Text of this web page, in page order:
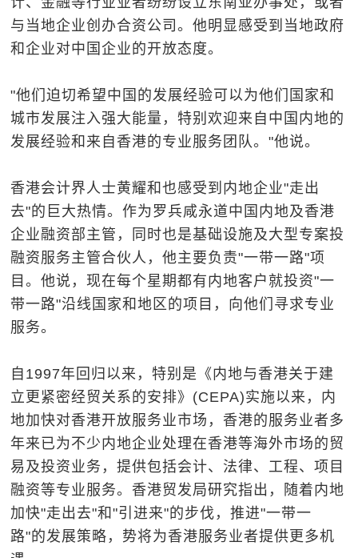
与当地企业创办合资公司。他明显感受到当地政府
和企业对中国企业的开放态度。
"他们迫切希望中国的发展经验可以为他们国家和
城市发展注入强大能量，特别欢迎来自中国内地的
发展经验和来自香港的专业服务团队。"他说。
香港会计界人士黄耀和也感受到内地企业"走出
去"的巨大热情。作为罗兵咸永道中国内地及香港
企业融资部主管，同时也是基础设施及大型专案投
融资服务主管合伙人，他主要负责"一带一路"项
目。他说，现在每个星期都有内地客户就投资"一
带一路"沿线国家和地区的项目，向他们寻求专业
服务。
自1997年回归以来，特别是《内地与香港关于建
立更紧密经贸关系的安排》(CEPA)实施以来，内
地加快对香港开放服务业市场，香港的服务业者多
年来已为不少内地企业处理在香港等海外市场的贸
易及投资业务，提供包括会计、法律、工程、项目
融资等专业服务。香港贸发局研究指出，随着内地
加快"走出去"和"引进来"的步伐，推进"一带一
路"的发展策略，势将为香港服务业者提供更多机